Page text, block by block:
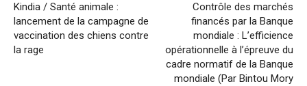
Kindia / Santé animale :
lancement de la campagne de
vaccination des chiens contre
la rage
Contrôle des marchés
financés par la Banque
mondiale : L’efficience
opérationnelle à l’épreuve du
cadre normatif de la Banque
mondiale (Par Bintou Mory